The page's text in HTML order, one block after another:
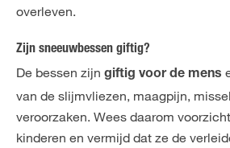
overleven.
Zijn sneeuwbessen giftig?
De bessen zijn giftig voor de mens
van de slijmvliezen, maagpijn,
veroorzaken. Wees daarom
kinderen en vermijd dat ze de